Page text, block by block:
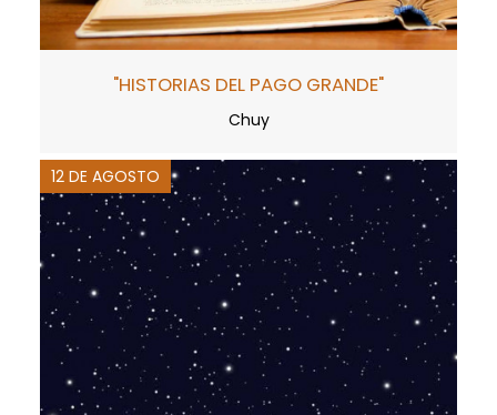
"HISTORIAS DEL PAGO GRANDE"
Chuy
12 DE AGOSTO